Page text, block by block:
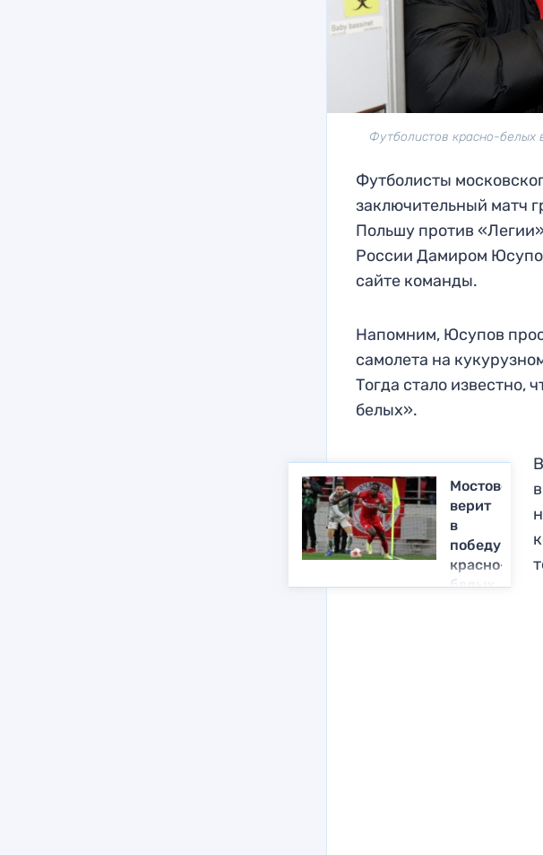
Футболистов красно-
Футболисты
заключительный матч
Польшу против
России Дамиром
сайте команды.
Напомним, Юсупов
самолета на
Тогда стало известно,
белых».
Мостовой
верит
в
победу
красно-
белых